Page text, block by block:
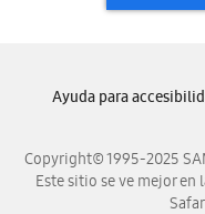
Copyright© 1995-2025
Este sitio se ve mejor en
Ayuda para